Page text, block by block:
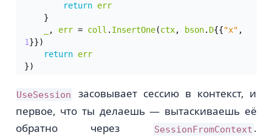
return err
}
, err = coll . InsertOne(ctx, bson. D{{"x" ,
1}})
return err
})
UseSession
засовывает сессию в контекст, и
первое, что ты делаешь — вытаскиваешь её
обратно через
SessionFromContext .